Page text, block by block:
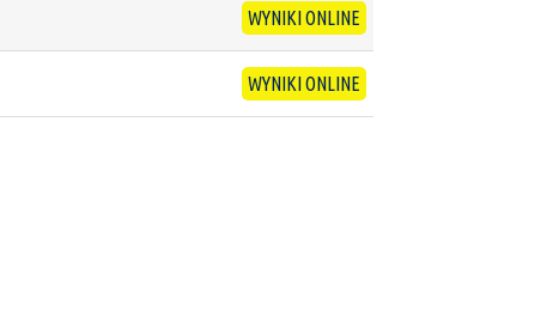
WYNIKI ONLINE
WYNIKI ONLINE